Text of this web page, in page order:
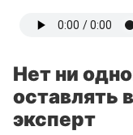
Нет ни
оставлять
эксперт